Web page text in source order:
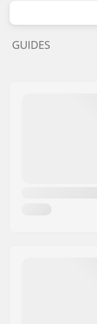
GUIDES